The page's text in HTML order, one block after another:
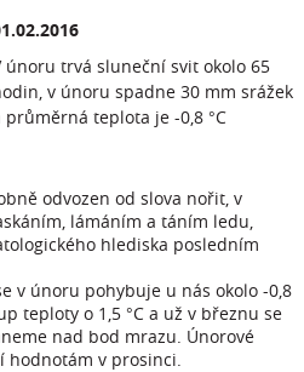
únoru trvá sluneční svit okolo 65
v únoru spadne 30 mm srážek
průměrná teplota je -0,8 °C
odvozen od slova nořit, v
lámáním a táním ledu,
hlediska posledním
v únoru pohybuje u nás okolo -0,8
teploty o 1,5 °C a už v březnu se
nad bod mrazu. Únorové
v prosinci.